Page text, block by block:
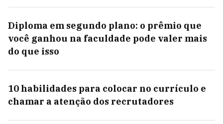
Diploma em segundo plano: o prêmio que
você ganhou na faculdade pode valer mais
do que isso
10 habilidades para colocar no currículo e
chamar a atenção dos recrutadores